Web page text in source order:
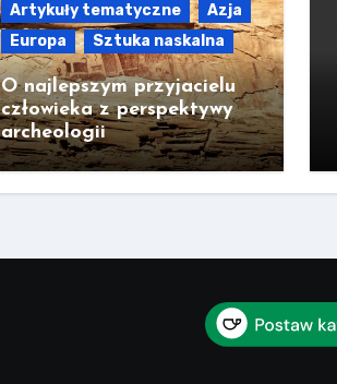
Artykuły tematyczne
Azja
Europa
Sztuka naskalna
O najlepszym przyjacielu
człowieka z perspektywy
archeologii